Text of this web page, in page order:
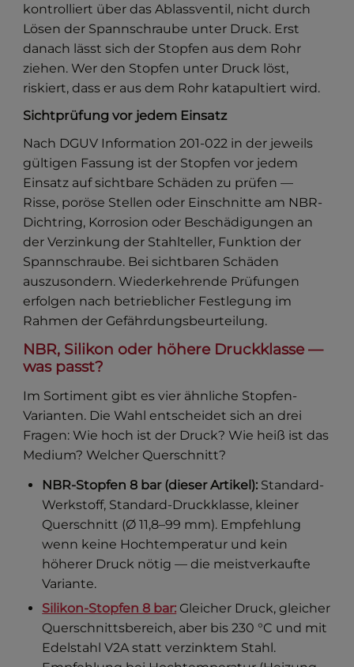
kontrolliert über das Ablassventil, nicht durch
Lösen der Spannschraube unter Druck. Erst
danach lässt sich der Stopfen aus dem Rohr
ziehen. Wer den Stopfen unter Druck löst,
riskiert, dass er aus dem Rohr katapultiert wird.
Sichtprüfung vor jedem Einsatz
Nach DGUV Information 201-022 in der jeweils
gültigen Fassung ist der Stopfen vor jedem
Einsatz auf sichtbare Schäden zu prüfen —
Risse, poröse Stellen oder Einschnitte am NBR-
Dichtring, Korrosion oder Beschädigungen an
der Verzinkung der Stahlteller, Funktion der
Spannschraube. Bei sichtbaren Schäden
auszusondern. Wiederkehrende Prüfungen
erfolgen nach betrieblicher Festlegung im
Rahmen der Gefährdungsbeurteilung.
NBR, Silikon oder höhere Druckklasse —
was passt?
Im Sortiment gibt es vier ähnliche Stopfen-
Varianten. Die Wahl entscheidet sich an drei
Fragen: Wie hoch ist der Druck? Wie heiß ist das
Medium? Welcher Querschnitt?
NBR-Stopfen 8 bar (dieser Artikel): Standard-
Werkstoff, Standard-Druckklasse, kleiner
Querschnitt (Ø 11,8–99 mm). Empfehlung
wenn keine Hochtemperatur und kein
höherer Druck nötig — die meistverkaufte
Variante.
Silikon-Stopfen 8 bar: Gleicher Druck, gleicher
Querschnittsbereich, aber bis 230 °C und mit
Edelstahl V2A statt verzinktem Stahl.